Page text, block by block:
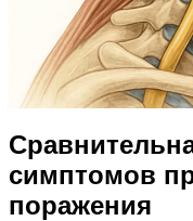
симптомов
поражения